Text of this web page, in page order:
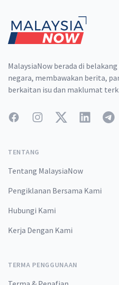
MalaysiaNow berada di
negara, membawakan berita,
berkaitan isu dan maklumat
FacebookInstagramTwitterLinkedIn
TENTANG
Tentang MalaysiaNow
Pengiklanan Bersama Kami
Hubungi Kami
Kerja Dengan Kami
TERMA PENGGUNAAN